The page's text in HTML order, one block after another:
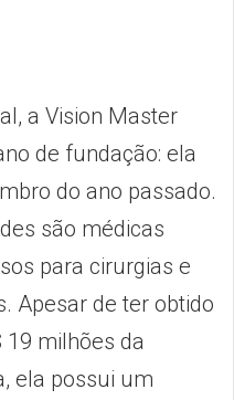
a Vision Master
de fundação: ela
do ano passado.
são médicas
para cirurgias e
Apesar de ter obtido
19 milhões da
ela possui um